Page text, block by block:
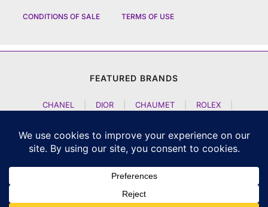
CONDITIONS OF SALE TERMS OF USE
FEATURED BRANDS
CHANEL DIOR CHAUMET ROLEX
JACOB AND CO | TAG HEUER | A LANGE SOEHNE
| NOMOS GLASHUETTE
F P JOURNE
CZAPEK GENEVE |